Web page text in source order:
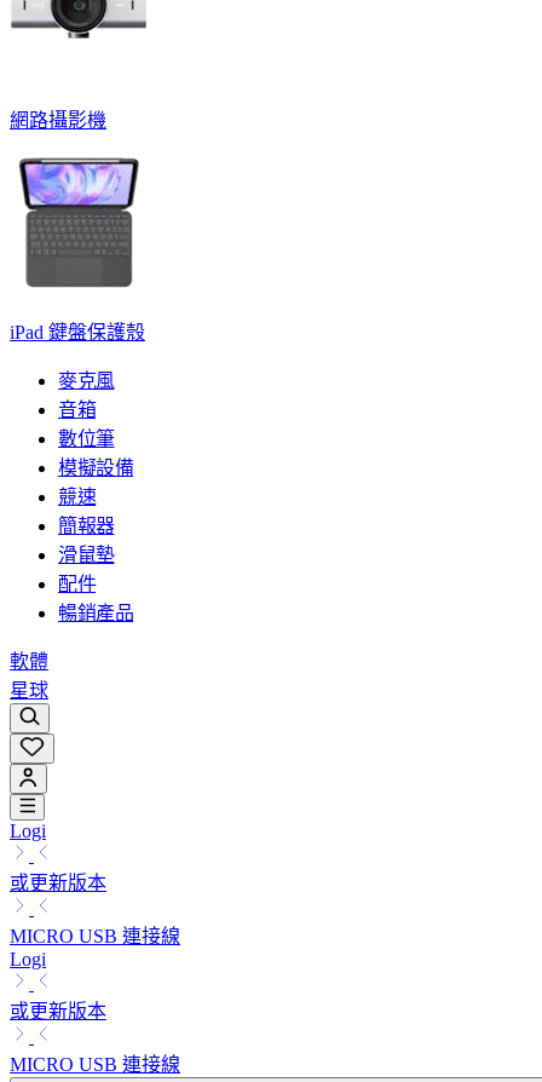
網路攝影機
iPad 鍵盤保護殼
麥克風
音箱
數位筆
模擬設備
競速
簡報器
滑鼠墊
配件
暢銷產品
軟體
星球
Logi
或更新版本
MICRO USB 連接線
Logi
或更新版本
MICRO USB 連接線